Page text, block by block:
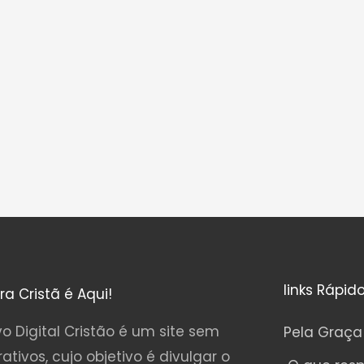
Cristã é Aqui!
Digital Cristão é um site sem
cujo objetivo é divulgar o
links
Pela Graça